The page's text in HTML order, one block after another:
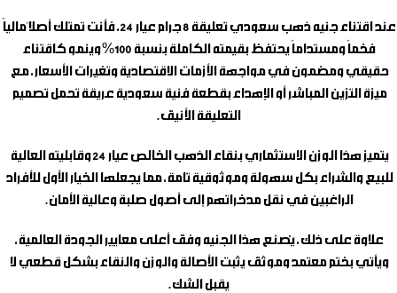
عند اقتناءجنيه ذهب سعودي تعليقة 8 جرام عيار 24
، فأنت تمتلك أصلاً مالياً
فخماً ومستداماً يحتفظ بقيمته الكاملة بنسبة 100% وينمو كاقتناء
حقيقي ومضمون في مواجهة الأزمات الاقتصادية وتغيرات الأسعار، مع
ميزة التزين المباشر أو الإهداء بقطعة فنية سعودية عريقة تحمل تصميم
التعليقة الأنيق.
يتميز هذا الوزن الاستثماري بنقاء الذهب الخالص عيار 24 وقابليته العالية
للبيع والشراء بكل سهولة وموثوقية تامة، مما يجعلها الخيار الأول للأفراد
الراغبين في نقل مدخراتهم إلى أصول صلبة وعالية الأمان.
علاوة على ذلك، يُصنع هذا الجنيه وفق أعلى معايير الجودة العالمية،
ويأتي بختم معتمد وموثق يثبت الأصالة والوزن والنقاء بشكل قطعي لا
يقبل الشك.